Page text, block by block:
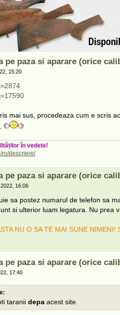
pe paza si aparare (orice
15:20
mai sus, procedeaza cum e scris
în vedete!
ro/descriere/
pe paza si aparare (orice
16:06
sa postez numarul de telefon sa
si ulterior luam legatura. Nu prea
NU O SA TE MAI SUNE
pe paza si aparare (orice
17:40
taranii depa acest site.